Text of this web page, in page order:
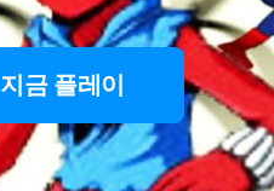
지금 플레이